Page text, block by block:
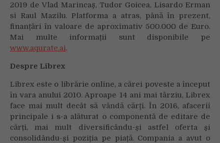
2019 de Vlad Marincaş, Tudor Goicea, Lisardo Erman
si Raul Mazilu. Platforma a atras, până în prezent,
finanțări în valoare de aproximativ 500.000 de Euro.
Mai multe informații sunt disponibile pe
www.aqurate.ai.
Despre Librex
Librex este o librărie online, a cărei poveste a început
în vara anului 2010. Aproape 14 ani mai târziu, Librex
face mai mult decât să vândă cărți. În 2016, afacerii
principale i s-a alăturat o componentă de editare de
cărți, mai mult diversificându-și astfel oferta și
consolidându-și poziția pe piață. Compania a avut o